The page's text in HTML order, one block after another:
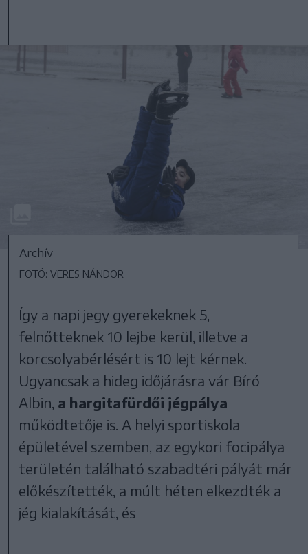
Archív
FOTÓ: VERES NÁNDOR
Így a napi jegy gyerekeknek 5,
felnőtteknek 10 lejbe kerül, illetve a
korcsolyabérlésért is 10 lejt kérnek.
Ugyancsak a hideg időjárásra vár Bíró
Albin, a hargitafürdői jégpálya
működtetője is. A helyi sportiskola
épületével szemben, az egykori focipálya
területén található szabadtéri pályát már
előkészítették, a múlt héten elkezdték a
jég kialakítását, és